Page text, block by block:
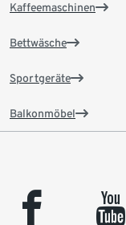
Kaffeemaschinen
Bettwäsche
Sportgeräte
Balkonmöbel
facebook youtube